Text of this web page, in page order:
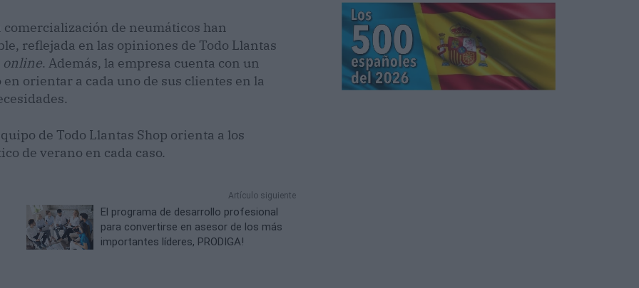
comercialización de neumáticos han
reflejada en las opiniones de Todo Llantas
online. Además, la empresa cuenta con un
orientar a cada uno de sus clientes en la
de Todo Llantas Shop orienta a los
de verano en cada caso.
Artículo siguiente
El programa de desarrollo profesional
para convertirse en asesor de los más
importantes líderes, PRODIGA!